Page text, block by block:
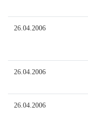
26.04.2006
26.04.2006
26.04.2006